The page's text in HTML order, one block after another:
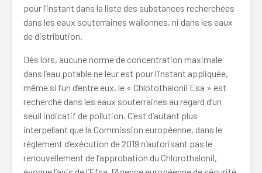
pour l’instant dans la liste des substances recherchées
dans les eaux souterraines wallonnes, ni dans les eaux
de distribution.
Dès lors, aucune norme de concentration maximale
dans l’eau potable ne leur est pour l’instant appliquée,
même si l’un d’entre eux, le « Chlotothalonil Esa » est
recherché dans les eaux souterraines au regard d’un
seuil indicatif de pollution. C’est d’autant plus
interpellant que la Commission européenne, dans le
règlement d’exécution de 2019 n’autorisant pas le
renouvellement de l’approbation du Chlorothalonil,